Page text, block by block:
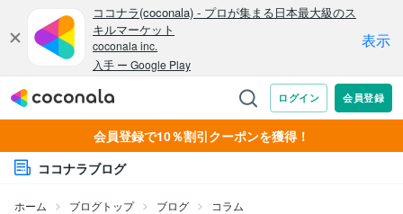
会員登録で10％割引クーポンを獲得！
ココナラブログ
ホーム ブログトップ ブログ コラム